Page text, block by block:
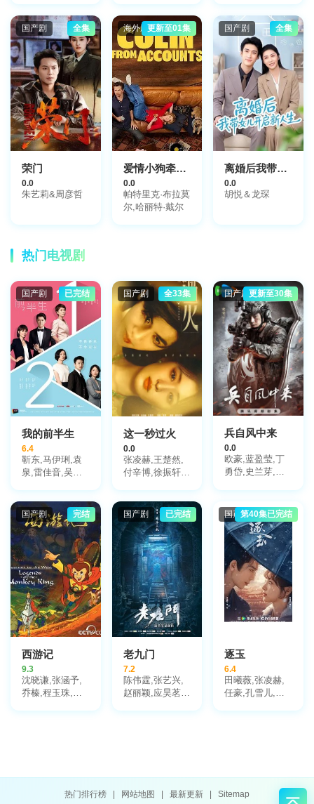
国产剧 全集
荣门
0.0
朱艺莉&周彦哲
海外剧更新至01集
爱情小狗牵第3季
0.0
帕特里克·布拉莫
尔,哈丽特·戴尔
国产剧 全集
离婚后我带女儿开启新人生
0.0
胡悦＆龙琛
热门电视剧
国产剧 已完结
我的前半生
6.4
靳东,马伊琍,袁
泉,雷佳音,吴越,
婷,张棪琰,孔维,
栾元晖,侯岩松,
魏之皓,王天泽,
郑罗茜,宋允皓,
徐才根,啜妮,任
洛敏,张兰,茹天,
闵天浩,是安,郭
彤彤,陈冠宁,杨
梅,孙语涵,徐晟,
关雪盈,毕涵文,
凌孜,陆玲,程宏,
李宏磊,黄婧,谭
凯,于明加,任东
霖,张衣,黄澜
国产剧 全33集
这一秒过火
0.0
张凌赫,王楚然,
付辛博,徐振轩,
莫愁,毛孩,鹿骐,
苇青,刘令姿,康
可人,陈东阳,黄
博远,斓曦,张弓,
金俊秀,陈欣予
国产剧更新至30集
兵自风中来
0.0
欧豪,蓝盈莹,丁
勇岱,史兰芽,刘
王春宇,关亚军,
杨舒,吴岳阳,张
进,陈方舟,陈启
杰,周德华,赵长
洲,赵荀,费鲤齐,
夏侯镔,徐洪浩,
傅程鹏,谢心
国产剧 完结
西游记
9.3
沈晓谦,张涵予,
乔榛,程玉珠,刘
庐,曾丹,齐杰,刘
国产剧 已完结
老九门
7.2
陈伟霆,张艺兴,
赵丽颖,应昊茗,
国产剧第40集已完结
逐玉
6.4
田曦薇,张凌赫,
任豪,孔雪儿,邓
高卿尘,贾妮,金
热门排行榜 网站地图 最新更新 Sitemap